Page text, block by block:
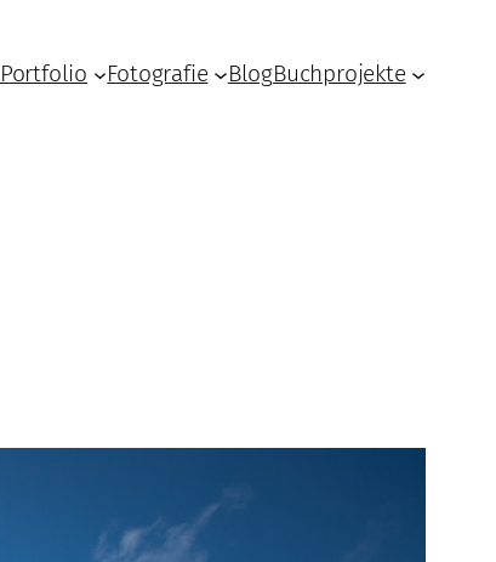
Portfolio Fotografie BlogBuchprojekte